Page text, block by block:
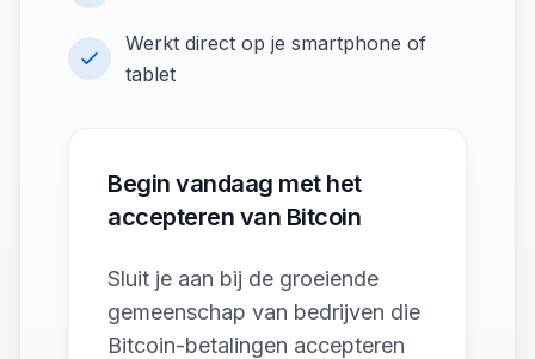
Werkt direct op je smartphone of
tablet
Begin vandaag met het
accepteren van Bitcoin
Sluit je aan bij de groeiende
gemeenschap van bedrijven die
Bitcoin-betalingen accepteren